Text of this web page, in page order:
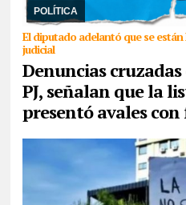
POLÍTICA
El diputado adelantó que se
judicial
Denuncias
PJ, señalan que la
presentó avales
mantuvo Jenefes y ella, Moisés le